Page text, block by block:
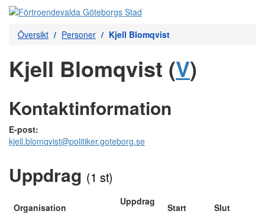
Översikt Personer Kjell Blomqvist
Kjell Blomqvist (V)
Kontaktinformation
E-post:
kjell.blomqvist@politiker.goteborg.se
Uppdrag (1 st)
Organisation
Uppdrag
Start
Slut